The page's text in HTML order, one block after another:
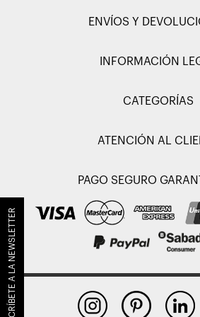
ENVÍOS Y
INFORMACIÓN
CATEGORÍAS
ATENCIÓN AL
PAGO SEGURO
SUSCRÍBETE A LA NEWSLETTER